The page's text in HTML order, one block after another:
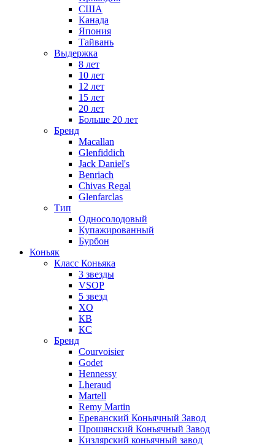
США
Канада
Япония
Тайвань
Выдержка
8 лет
10 лет
12 лет
15 лет
20 лет
Больше 20 лет
Бренд
Macallan
Glenfiddich
Jack Daniel's
Benriach
Chivas Regal
Glenfarclas
Тип
Односолодовый
Купажированный
Бурбон
Коньяк
Класс Коньяка
3 звезды
VSOP
5 звезд
XO
КВ
КС
Бренд
Courvoisier
Godet
Hennessy
Lheraud
Martell
Remy Martin
Ереванский Коньячный Завод
Прошянский Коньячный Завод
Кизлярский коньячный завод